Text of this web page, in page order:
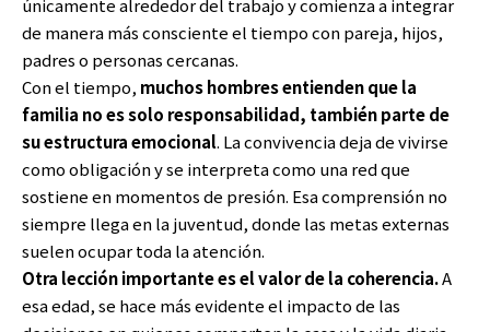
de manera más consciente el tiempo con pareja, hijos,
padres o personas cercanas.
Con el tiempo, muchos hombres entienden que la
familia no es solo responsabilidad, también parte de
su estructura emocional. La convivencia deja de vivirse
como obligación y se interpreta como una red que
sostiene en momentos de presión. Esa comprensión no
siempre llega en la juventud, donde las metas externas
suelen ocupar toda la atención.
Otra lección importante es el valor de la coherencia.A
esa edad, se hace más evidente el impacto de las